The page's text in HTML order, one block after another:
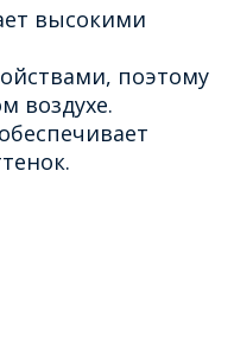
высокими
поэтому
воздухе.